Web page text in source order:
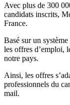
Avec plus de 300
candidats inscrits,
France.
Basé sur un
les offres d’emploi,
notre pays.
Ainsi, les offres
professionnels du
mail.